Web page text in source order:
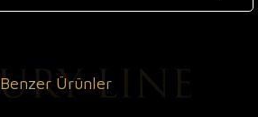
Benzer Ürünler